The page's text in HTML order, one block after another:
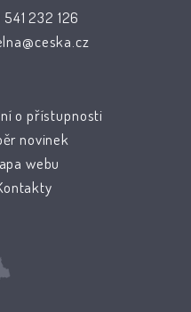
232 126
o přístupnosti
novinek
webu